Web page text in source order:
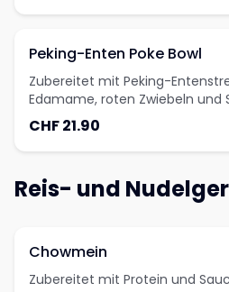
Peking-Enten Poke Bowl
Zubereitet mit Peking-
Edamame, roten Zwiebeln und
CHF 21.90
Reis- und
Chowmein
Zubereitet mit Protein und